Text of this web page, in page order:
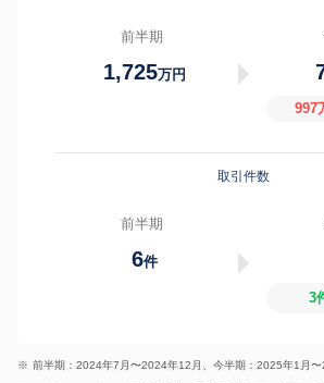
前半期
1,725万円
997
取引件数
前半期
6件
3
※ 前半期：2024年7月〜2024年12月、今半期：2025年1月〜